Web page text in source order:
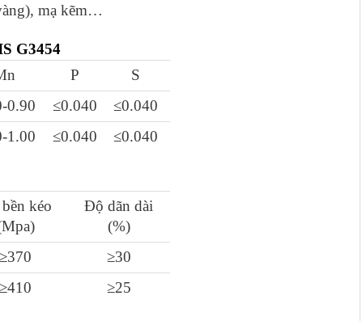
mạ kẽm…
G3454
P S
0.90 ≤0.040
≤0.040
1.00 ≤0.040 ≤0.040
kéo
Độ dãn dài
(%)
≥370
≥30
≥410 ≥25